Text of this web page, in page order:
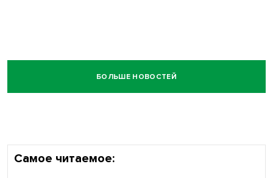
БОЛЬШЕ НОВОСТЕЙ
Самое читаемое: